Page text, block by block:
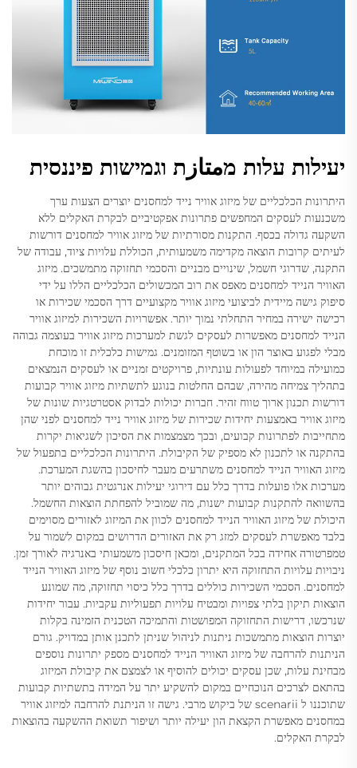
יעילות עלות מمتازת וגמישות פיננסית
היתרונות הכלכליים של מיזוג אוויר נייד למחסנים יוצרים הצעות ערך
משכנעות לעסקים המחפשים פתרונות אפקטיביים לבקרת האקלים ללא
השקעה גדולה בכסף. התקנות מסורתיות של מיזוג אוויר למחסנים דורשות
לעיתים קרובות הוצאה מקדימה משמעותית, הכוללת עלויות ציוד, עבודה של
התקנה, שדרוגי חשמל, שינויים מבניים והסכמי תחזוקה מתמשכים. מיזוג
האוויר הנייד למחסנים מאפס את רוב המכשולים הכלכליים הללו על ידי
סיפוק גישה מיידית לביצועי מיזוג אוויר מקצועיים דרך הסכמי שכירות או
רכישה ישירה במחיר התחלתי נמוך יותר. אפשרויות השכירות למיזוג אוויר
הנייד למחסנים מאפשרות לעסקים לגשת למערכות מיזוג אוויר בעוצמה גבוהה
מבלי לפגוע באוצר הון או בשוטף המזומנים. גמישות כלכלית זו מוכחת
כמועילה במיוחד לפעולות עונתיות, פרויקטים זמניים או לעסקים הנמצאים
בתהליך צמיחה מהירה, שבהם החלטות בנוגע לתשתיות מיזוג אוויר קבועות
דורשות תכנון ארוך טווח זהיר. חברות יכולות לבדוק אסטרטגיות שונות של
מיזוג אוויר באמצעות יחידות שכירות של מיזוג אוויר נייד למחסנים לפני שהן
מתחייבות לפתרונות קבועים, ובכך מצמצמות את הסיכון לשגיאות יקרות
בהתקנה או לתכנון לא מספיק של הקיבולת. היתרונות הכלכליים בתפעול של
מיזוג האוויר הנייד למחסנים משתרעים מעבר לחיסכון בהשגת המערכת.
מערכות אלו פועלות בדרך כלל עם דירוגי יעילות אנרגטית גבוהים יותר
בהשוואה להתקנות קבועות ישנות, מה שמוביל להפחתת הוצאות החשמל.
היכולת של מיזוג האוויר הנייד למחסנים לכוון את המיזוג לאזורים מסוימים
בלבד מאפשרת לעסקים למזג רק את האזורים הדרושים במקום לשמור על
טמפרטורה אחידה בכל המתקנים, ומכאן חיסכון משמעותי באנרגיה לאורך זמן.
ניבויות עלויות התחזוקה היא יתרון כלכלי חשוב נוסף של מיזוג האוויר הנייד
למחסנים. הסכמי השכירות כוללים בדרך כלל כיסוי תחזוקה, מה שמונע
הוצאות תיקון בלתי צפויות ומבטיח עלויות תפעוליות עקביות. עבור יחידות
שנרכשו, דרישות התחזוקה המפושטות והתמיכה הטכנית הזמינה בקלות
יוצרות הוצאות מתמשכות ניתנות לניהול שניתן לתכנן אותן במדויק. גורם
הניתנות להרחבה של מיזוג האוויר הנייד למחסנים מספק יתרונות נוספים
מבחינת עלות, שכן עסקים יכולים להוסיף או לצמצם את קיבולת המיזוג
בהתאם לצרכים הנוכחיים במקום להשקיע יתר על המידה בתשתיות קבועות
שתוכננו ל scenarii של ביקוש מרבי. גישה זו הניתנת להרחבה למיזוג אוויר
במחסנים מאפשרת הקצאת הון יעילה יותר ושיפור תשואת ההשקעה בהוצאות
לבקרת האקלים.